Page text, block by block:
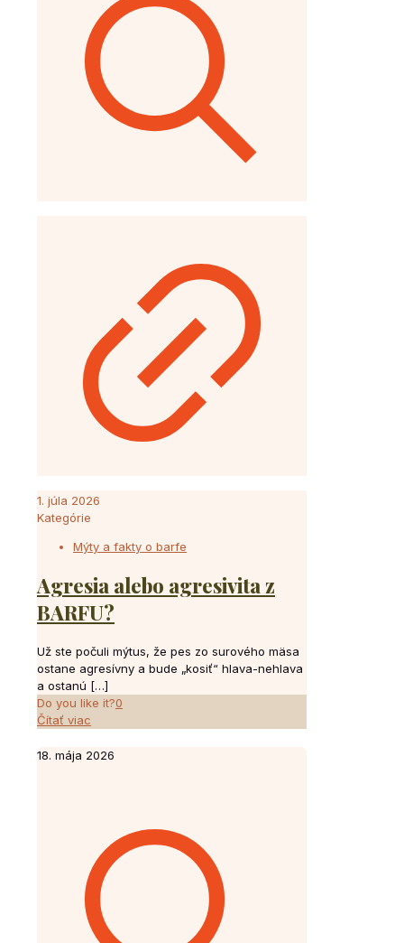
1. júla 2026
Kategórie
Mýty a fakty o barfe
Agresia alebo agresivita z
BARFU?
Už ste počuli mýtus, že pes zo surového mäsa
ostane agresívny a bude „kosiť“ hlava-nehlava
a ostanú […]
Do you like it?0
Čítať viac
18. mája 2026